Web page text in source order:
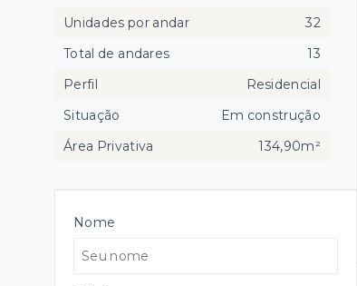
Unidades por andar
32
Total de andares
13
Perfil
Residencial
Situação
Em construção
Área Privativa
134,90m²
Nome